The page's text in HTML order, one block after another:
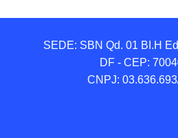
SEDE: SBN Qd. 01 BI.H
DF - CEP:
CNPJ: